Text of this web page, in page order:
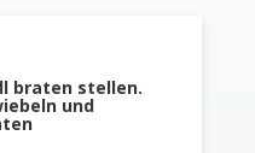
braten stellen.
und